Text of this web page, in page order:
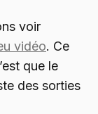
voir
vidéo. Ce
que le
des sorties